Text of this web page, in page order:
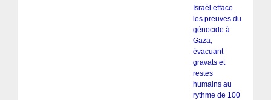
Israël efface
les preuves du
génocide à
Gaza,
évacuant
gravats et
restes
humains au
rythme de 100